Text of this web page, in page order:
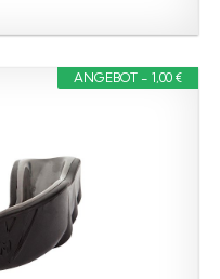
ANGEBOT - 1,00 €